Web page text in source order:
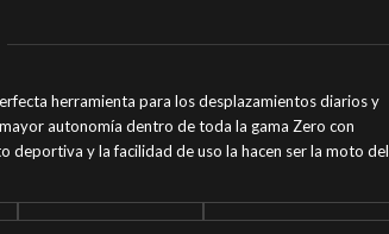
herramienta para los desplazamientos diarios y
autonomía dentro de toda la gama Zero con
deportiva y la facilidad de uso la hacen ser la moto del